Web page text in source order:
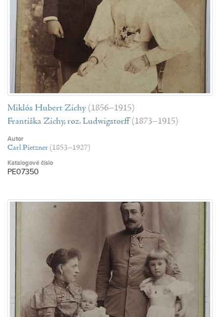
Miklós Hubert Zichy (1856–1915)
Františka Zichy, roz. Ludwigstorff (1873–1915)
Autor
Carl Pietzner (1853–1927)
Katalogové číslo
PE07350